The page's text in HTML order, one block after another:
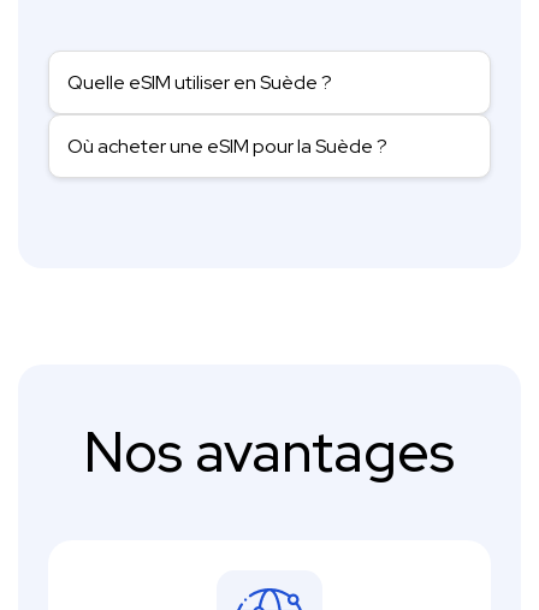
Quelle eSIM utiliser en Suède ?
Où acheter une eSIM pour la Suède ?
Nos avantages